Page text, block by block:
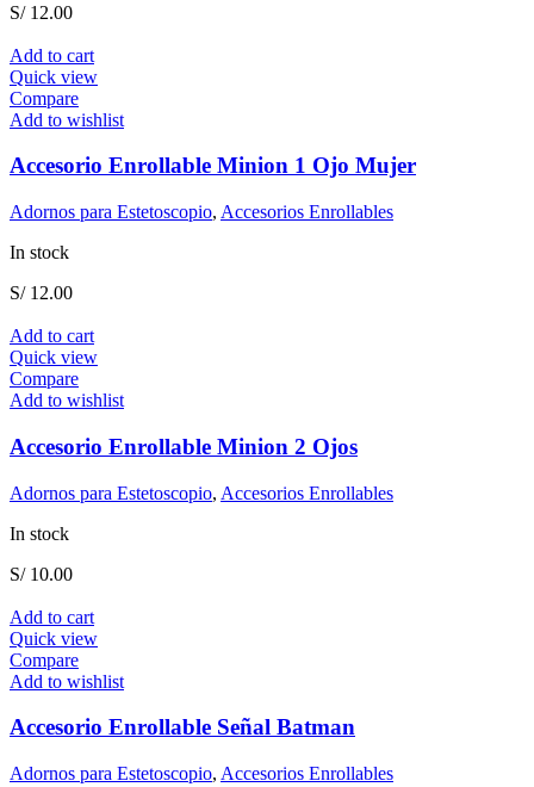
S/12.00
Add to cart
Quick view
Compare
Add to wishlist
Accesorio Enrollable Minion 1 Ojo Mujer
Adornos para Estetoscopio, Accesorios Enrollables
In stock
S/12.00
Add to cart
Quick view
Compare
Add to wishlist
Accesorio Enrollable Minion 2 Ojos
Adornos para Estetoscopio, Accesorios Enrollables
In stock
S/10.00
Add to cart
Quick view
Compare
Add to wishlist
Accesorio Enrollable Señal Batman
Adornos para Estetoscopio, Accesorios Enrollables